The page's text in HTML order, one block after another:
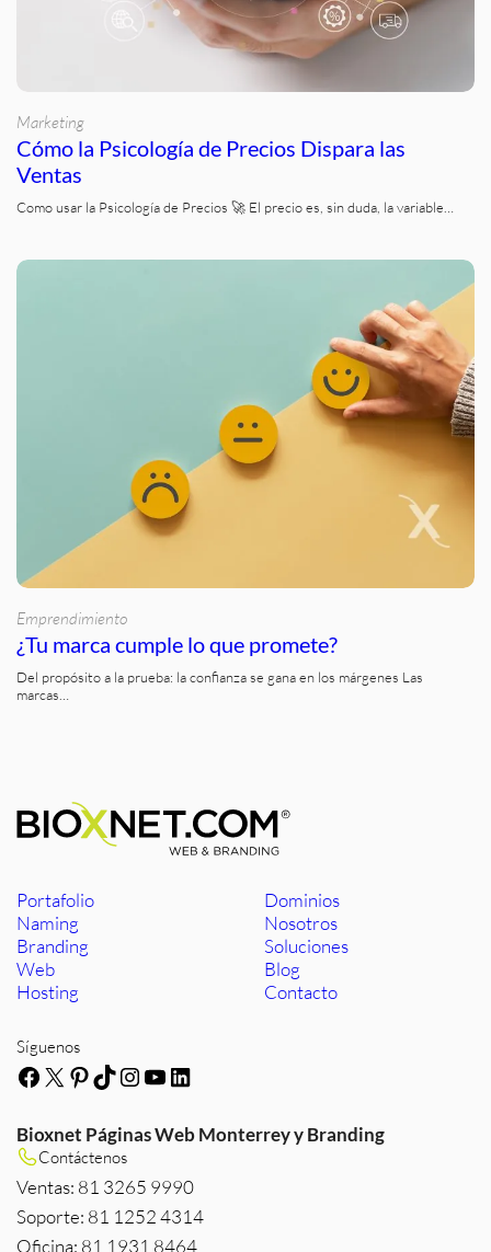
Marketing
Cómo la Psicología de Precios Dispara las
Ventas
Como usar la Psicología de Precios 🚀 El precio es, sin duda, la variable…
Emprendimiento
¿Tu marca cumple lo que promete?
Del propósito a la prueba: la confianza se gana en los márgenes Las
marcas…
Portafolio
Naming
Branding
Web
Hosting
Dominios
Nosotros
Soluciones
Blog
Contacto
Síguenos
Facebook
X Pinterest
TikTok
Instagram
YouTube
LinkedIn
Bioxnet Páginas Web Monterrey y Branding
Contáctenos
Ventas: 81 3265 9990
Soporte: 81 1252 4314
Oficina: 81 1931 8464